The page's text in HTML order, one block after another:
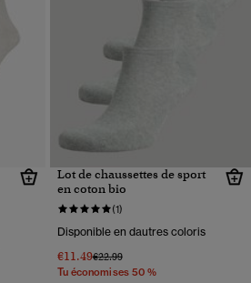
Lot de chaussettes de sport
en coton bio
(1)
Disponible en dautres coloris
€11.49Prix réduit de
€22.99à
Tu économises 50 %